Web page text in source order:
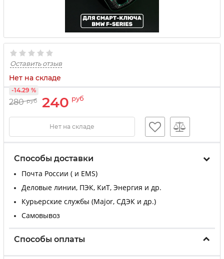
Оставить отзыв
Нет на складе
280 руб 240 руб
-14.29 %
Нет на складе
Способы доставки
Почта России ( и EMS)
Деловые линии, ПЭК, КиТ, Энергия и др.
Курьерские службы (Major, СДЭК и др.)
Самовывоз
Способы оплаты